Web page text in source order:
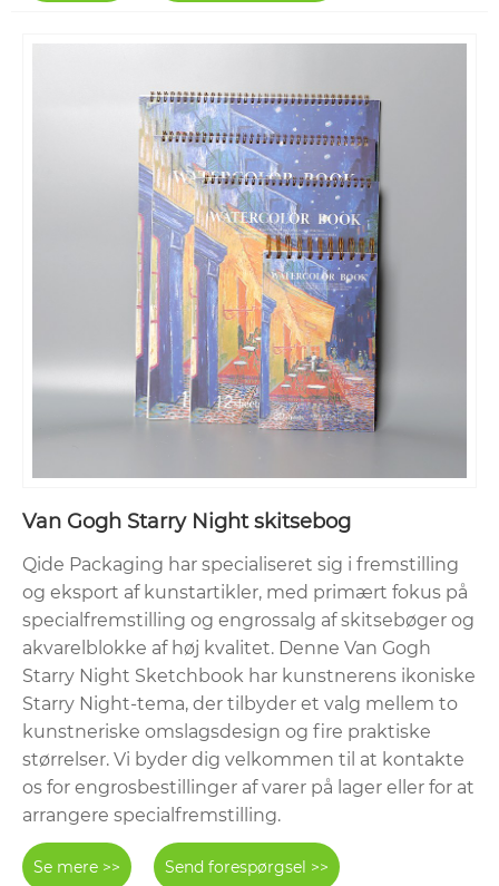
Van Gogh Starry Night skitsebog
Qide Packaging har specialiseret sig i fremstilling
og eksport af kunstartikler, med primært fokus på
specialfremstilling og engrossalg af skitsebøger og
akvarelblokke af høj kvalitet. Denne Van Gogh
Starry Night Sketchbook har kunstnerens ikoniske
Starry Night-tema, der tilbyder et valg mellem to
kunstneriske omslagsdesign og fire praktiske
størrelser. Vi byder dig velkommen til at kontakte
os for engrosbestillinger af varer på lager eller for at
arrangere specialfremstilling.
Se mere >> Send forespørgsel >>